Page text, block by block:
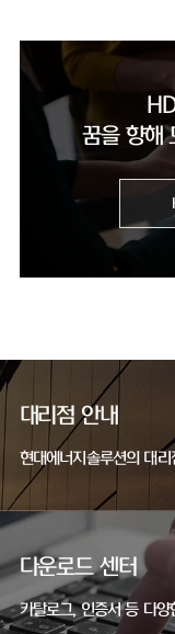
꿈을 향해
대리점 안내
현대에너지솔루션의 대
다운로드 센터
카탈로그, 인증서 등 다양